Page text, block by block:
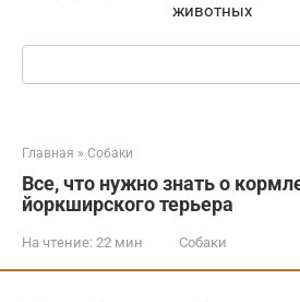
животных
Поиск:
Главная » Собаки
Все, что нужно знать о
йоркширского терьера
На чтение: 22 мин Собаки